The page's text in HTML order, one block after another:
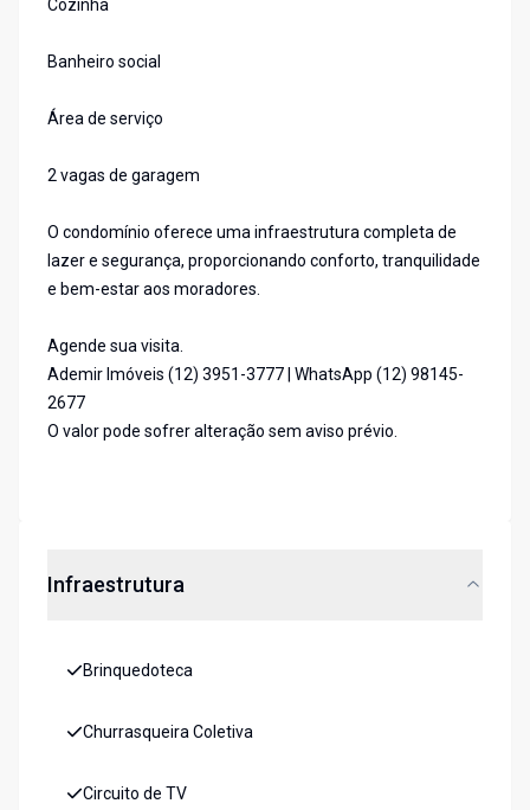
Cozinha
Banheiro social
Área de serviço
2 vagas de garagem
O condomínio oferece uma infraestrutura completa de
lazer e segurança, proporcionando conforto, tranquilidade
e bem-estar aos moradores.
Agende sua visita.
Ademir Imóveis (12) 3951-3777 | WhatsApp (12) 98145-
2677
O valor pode sofrer alteração sem aviso prévio.
Infraestrutura
Brinquedoteca
Churrasqueira Coletiva
Circuito de TV